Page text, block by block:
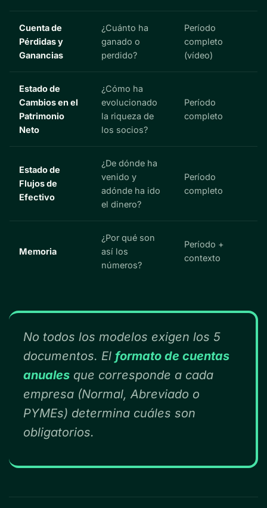
Cuenta de
Pérdidas y
Ganancias
¿Cuánto ha
ganado o
perdido?
Período
completo
(vídeo)
Estado de
Cambios en el
Patrimonio
Neto
¿Cómo ha
evolucionado
la riqueza de
los socios?
Período
completo
Estado de
Flujos de
Efectivo
¿De dónde ha
venido y
adónde ha ido
el dinero?
Período
completo
Memoria
¿Por qué son
así los
números?
Período +
contexto
No todos los modelos exigen los 5
documentos. El formato de cuentas
anuales que corresponde a cada
empresa (Normal, Abreviado o
PYMEs) determina cuáles son
obligatorios.